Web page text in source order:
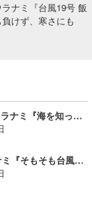
ナミ『台風19号 飯
けず、寒さにも
banpaku88のウラナミ『海を知って！モット海を好きになろう♥20』
Wandaのウラナミ『そもそも台風ってなに？』